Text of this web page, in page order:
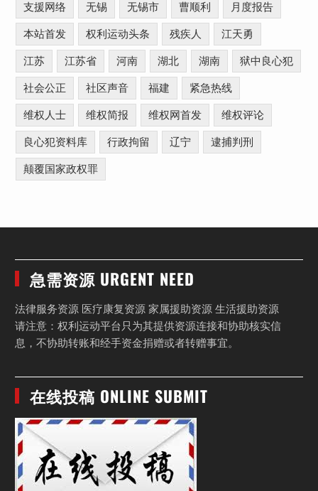
支援网络 无锡 无锡市 曹顺利 月度报告
本站首发 权利运动头条 残疾人 江天勇
江苏 江苏省 河南 湖北 湖南 狱中良心犯
社会公正 社区声音 福建 紧急热线
维权人士 维权简报 维权网首发 维权评论
良心犯资料库 行政拘留 辽宁 逮捕判刑
颠覆国家政权罪
急需资源 URGENT NEED
法律服务资源 医疗康复资源 家属援助资源 生活援助资源
请注意：权利运动平台只为其提供资源连接和协助核实信
息，不协助转账和经手资金捐赠或者转赠事宜。
在线投稿 ONLINE SUBMIT